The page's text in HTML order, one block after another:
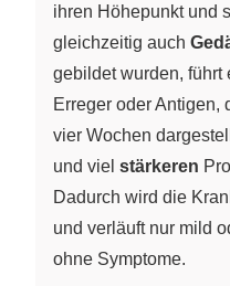
ihren Höhepunkt und
gleichzeitig auch
gebildet wurden, führt
Erreger oder Antigen,
vier Wochen
und viel stärkeren
Dadurch wird die
und verläuft nur mild
ohne Symptome.